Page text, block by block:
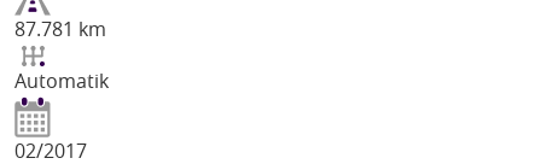
87.781 km
Automatik
02/2017